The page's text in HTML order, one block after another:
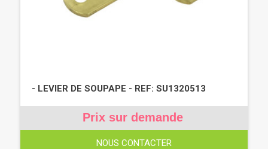
- LEVIER DE SOUPAPE - REF: SU1320513
Prix sur demande
NOUS CONTACTER